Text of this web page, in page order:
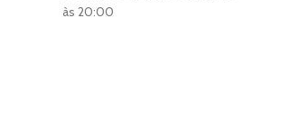
às 20:00